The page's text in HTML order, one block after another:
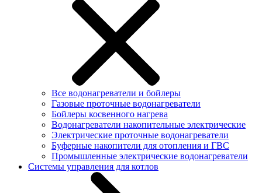
Все водонагреватели и бойлеры
Газовые проточные водонагреватели
Бойлеры косвенного нагрева
Водонагреватели накопительные электрические
Электрические проточные водонагреватели
Буферные накопители для отопления и ГВС
Промышленные электрические водонагреватели
Системы управления для котлов